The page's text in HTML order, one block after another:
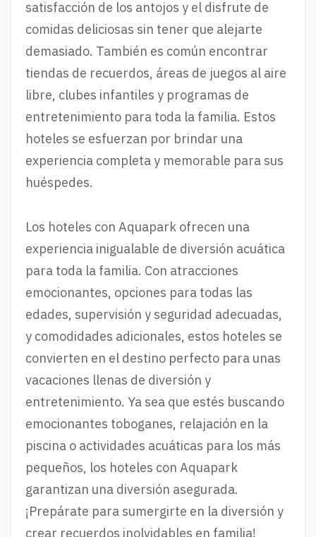
satisfacción de los antojos y el disfrute de
comidas deliciosas sin tener que alejarte
demasiado. También es común encontrar
tiendas de recuerdos, áreas de juegos al aire
libre, clubes infantiles y programas de
entretenimiento para toda la familia. Estos
hoteles se esfuerzan por brindar una
experiencia completa y memorable para sus
huéspedes.
Los hoteles con Aquapark ofrecen una
experiencia inigualable de diversión acuática
para toda la familia. Con atracciones
emocionantes, opciones para todas las
edades, supervisión y seguridad adecuadas,
y comodidades adicionales, estos hoteles se
convierten en el destino perfecto para unas
vacaciones llenas de diversión y
entretenimiento. Ya sea que estés buscando
emocionantes toboganes, relajación en la
piscina o actividades acuáticas para los más
pequeños, los hoteles con Aquapark
garantizan una diversión asegurada.
¡Prepárate para sumergirte en la diversión y
crear recuerdos inolvidables en familia!